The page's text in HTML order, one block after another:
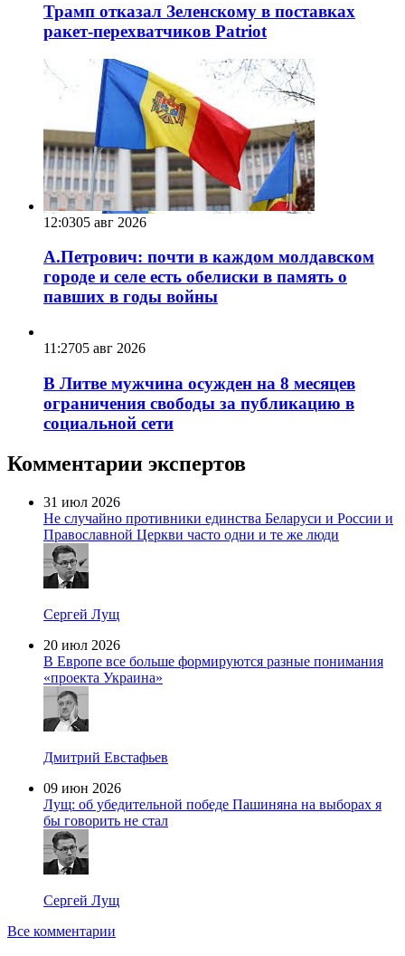
Трамп отказал Зеленскому в поставках
ракет-перехватчиков Patriot
12:0305 авг 2026
А.Петрович: почти в каждом молдавском
городе и селе есть обелиски в память о
павших в годы войны
11:2705 авг 2026
В Литве мужчина осужден на 8 месяцев
ограничения свободы за публикацию в
социальной сети
Комментарии экспертов
31 июл 2026
Не случайно противники единства Беларуси и России и
Православной Церкви часто одни и те же люди
Сергей Лущ
20 июл 2026
В Европе все больше формируются разные понимания
«проекта Украина»
Дмитрий Евстафьев
09 июн 2026
Лущ: об убедительной победе Пашиняна на выборах я
бы говорить не стал
Сергей Лущ
Все комментарии